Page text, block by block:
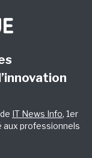
IT News Info, 1er
aux professionnels